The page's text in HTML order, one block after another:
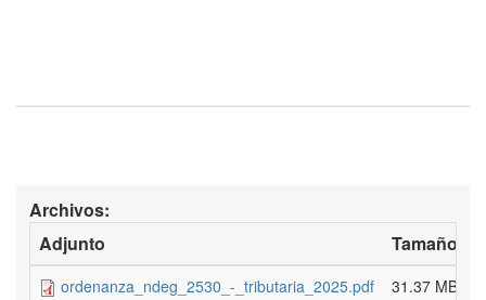
Archivos:
Adjunto
Tamaño
ordenanza_ndeg_2530_-_tributaria_2025.pdf 31.37 MB